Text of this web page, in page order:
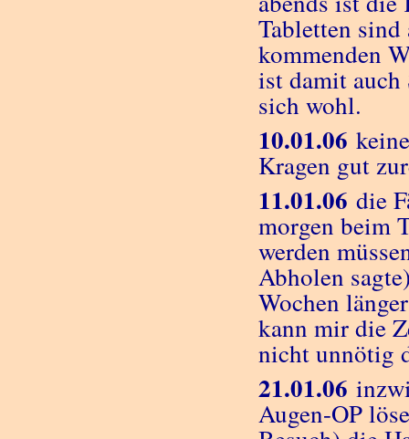
Tabletten
kommenden
ist damit
sich wohl.
10.01.06
Kragen gut
11.01.06 die
morgen beim
werden
Abholen
Wochen
kann mir die
nicht unnötig
21.01.06
Augen-OP